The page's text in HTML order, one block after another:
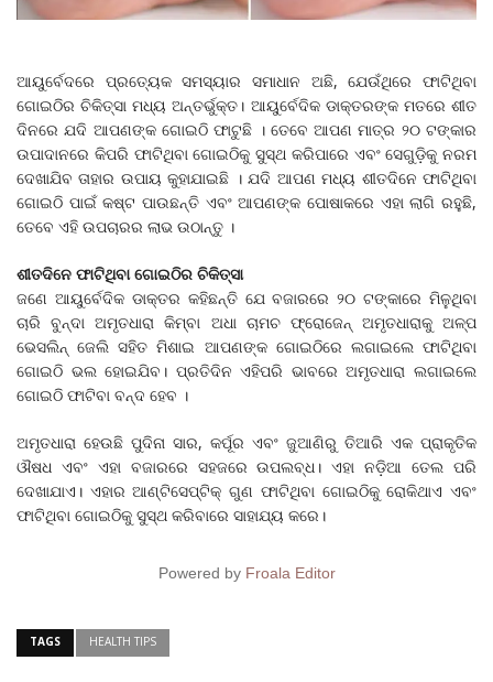
ଆୟୁର୍ବେଦରେ ପ୍ରତ୍ୟେକ ସମସ୍ୟାର ସମାଧାନ ଅଛି, ଯେଉଁଥିରେ ଫାଟିଥିବା
ଗୋଇଠିର ଚିକିତ୍ସା ମଧ୍ୟ ଅନ୍ତର୍ଭୁକ୍ତ। ଆୟୁର୍ବେଦିକ ଡାକ୍ତରଙ୍କ ମତରେ ଶୀତ
ଦିନରେ ଯଦି ଆପଣଙ୍କ ଗୋଇଠି ଫାଟୁଛି । ତେବେ ଆପଣ ମାତ୍ର ୨୦ ଟଙ୍କାର
ଉପାଦାନରେ କିପରି ଫାଟିଥିବା ଗୋଇଠିକୁ ସୁସ୍ଥ କରିପାରେ ଏବଂ ସେଗୁଡ଼ିକୁ ନରମ
ଦେଖାଯିବ ତାହାର ଉପାୟ କୁହାଯାଇଛି । ଯଦି ଆପଣ ମଧ୍ୟ ଶୀତଦିନେ ଫାଟିଥିବା
ଗୋଇଠି ପାଇଁ କଷ୍ଟ ପାଉଛନ୍ତି ଏବଂ ଆପଣଙ୍କ ପୋଷାକରେ ଏହା ଲାଗି ରହୁଛି,
ତେବେ ଏହି ଉପଚାରର ଲାଭ ଉଠାନ୍ତୁ ।
ଶୀତଦିନେ ଫାଟିଥିବା ଗୋଇଠିର ଚିକିତ୍ସା
ଜଣେ ଆୟୁର୍ବେଦିକ ଡାକ୍ତର କହିଛନ୍ତି ଯେ ବଜାରରେ ୨୦ ଟଙ୍କାରେ ମିଳୁଥିବା
ଚାରି ବୁନ୍ଦା ଅମୃତଧାରା କିମ୍ବା ଅଧା ଚାମଚ ଫ୍ରୋଜେନ୍ ଅମୃତଧାରାକୁ ଅଳ୍ପ
ଭେସଲିନ୍‌ ଜେଲି ସହିତ ମିଶାଇ ଆପଣଙ୍କ ଗୋଇଠିରେ ଲଗାଇଲେ ଫାଟିଥିବା
ଗୋଇଠି ଭଲ ହୋଇଯିବ। ପ୍ରତିଦିନ ଏହିପରି ଭାବରେ ଅମୃତଧାରା ଲଗାଇଲେ
ଗୋଇଠି ଫାଟିବା ବନ୍ଦ ହେବ ।
ଅମୃତଧାରା ହେଉଛି ପୁଦିନା ସାର, କର୍ପୂର ଏବଂ ଜୁଆଣିରୁ ତିଆରି ଏକ ପ୍ରାକୃତିକ
ଔଷଧ ଏବଂ ଏହା ବଜାରରେ ସହଜରେ ଉପଲବ୍ଧ। ଏହା ନଡ଼ିଆ ତେଲ ପରି
ଦେଖାଯାଏ। ଏହାର ଆଣ୍ଟିସେପ୍ଟିକ୍ ଗୁଣ ଫାଟିଥିବା ଗୋଇଠିକୁ ରୋକିଥାଏ ଏବଂ
ଫାଟିଥିବା ଗୋଇଠିକୁ ସୁସ୍ଥ କରିବାରେ ସାହାଯ୍ୟ କରେ।
Powered by Froala Editor
TAGS HEALTH TIPS